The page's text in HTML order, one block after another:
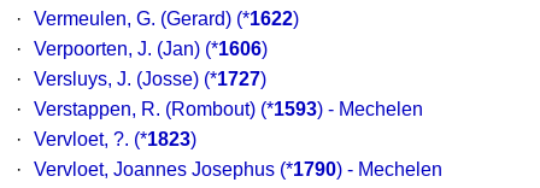
·
Vermeulen, G. (Gerard) (*1622)
·
Verpoorten, J. (Jan) (*1606)
·
Versluys, J. (Josse) (*1727)
·
Verstappen, R. (Rombout) (*1593) - Mechelen
·
Vervloet, ?. (*1823)
·
Vervloet, Joannes Josephus (*1790) - Mechelen